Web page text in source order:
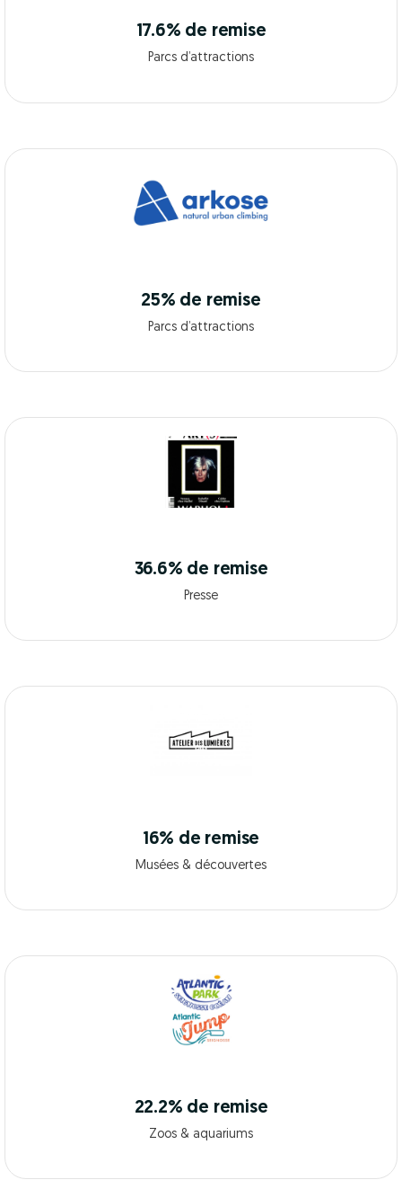
17.6% de remise
Parcs d’attractions
25% de remise
Parcs d’attractions
36.6% de remise
Presse
16% de remise
Musées & découvertes
22.2% de remise
Zoos & aquariums